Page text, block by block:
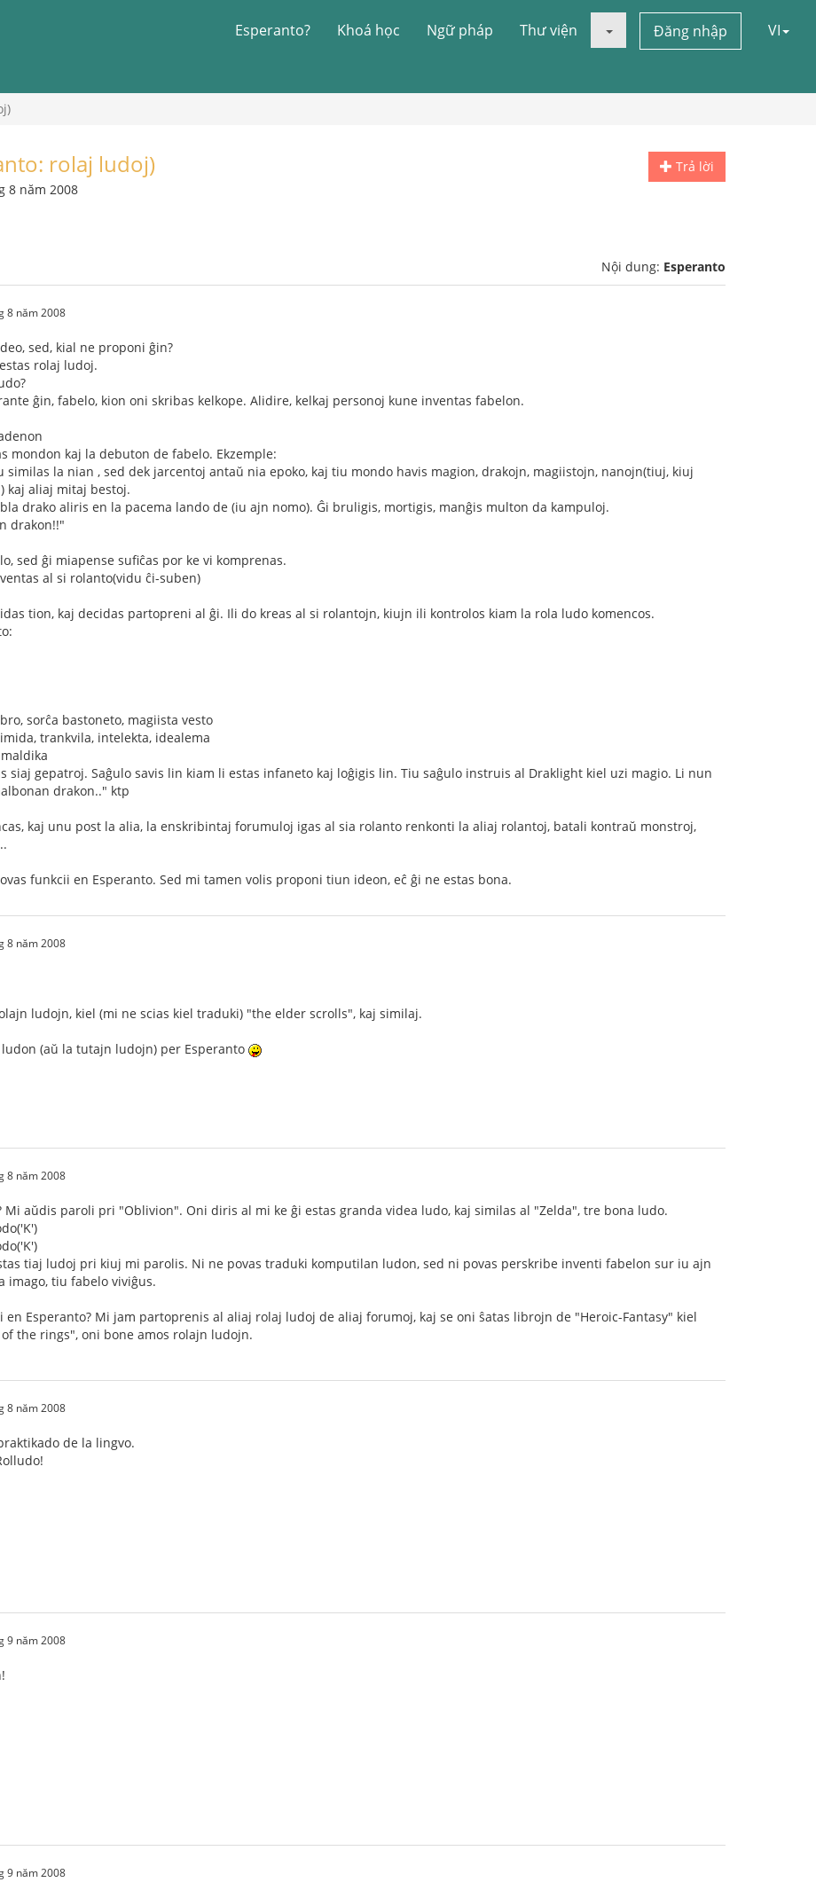
Esperanto? Khoá học Ngữ pháp Thư viện Đăng nhập VI
Trả lời
rolaj ludoj)
8 năm 2008
Nội dung: Esperanto
8 năm 2008
sed, kial ne proponi ĝin?
rolaj ludoj.
ĝin, fabelo, kion oni skribas kelkope. Alidire, kelkaj personoj kune inventas fabelon.
mondon kaj la debuton de fabelo. Ekzemple:
similas la nian , sed dek jarcentoj antaŭ nia epoko, kaj tiu mondo havis magion, drakojn, magiistojn, nanojn(tiuj, kiuj
kaj aliaj mitaj bestoj.
drako aliris en la pacema lando de (iu ajn nomo). Ĝi bruligis, mortigis, manĝis multon da kampuloj.
drakon!!"
sed ĝi miapense sufiĉas por ke vi komprenas.
al si rolanto(vidu ĉi-suben)
tion, kaj decidas partopreni al ĝi. Ili do kreas al si rolantojn, kiujn ili kontrolos kiam la rola ludo komencos.
sorĉa bastoneto, magiista vesto
trankvila, intelekta, idealema
siaj gepatroj. Saĝulo savis lin kiam li estas infaneto kaj loĝigis lin. Tiu saĝulo instruis al Draklight kiel uzi magio. Li nun
drakon.." ktp
kaj unu post la alia, la enskribintaj forumuloj igas al sia rolanto renkonti la aliaj rolantoj, batali kontraŭ monstroj,
funkcii en Esperanto. Sed mi tamen volis proponi tiun ideon, eĉ ĝi ne estas bona.
8 năm 2008
ludojn, kiel (mi ne scias kiel traduki) "the elder scrolls", kaj similaj.
(aŭ la tutajn ludojn) per Esperanto
8 năm 2008
Mi aŭdis paroli pri "Oblivion". Oni diris al mi ke ĝi estas granda videa ludo, kaj similas al "Zelda", tre bona ludo.
tiaj ludoj pri kiuj mi parolis. Ni ne povas traduki komputilan ludon, sed ni povas perskribe inventi fabelon sur iu ajn
imago, tiu fabelo viviĝus.
en Esperanto? Mi jam partoprenis al aliaj rolaj ludoj de aliaj forumoj, kaj se oni ŝatas librojn de "Heroic-Fantasy" kiel
the rings", oni bone amos rolajn ludojn.
8 năm 2008
de la lingvo.
9 năm 2008
9 năm 2008